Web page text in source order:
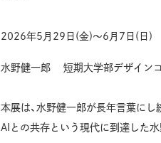
2026年5月29日(金)〜6月7日(日)
水野健一郎 短期大学部デザイン
本展は、水野健一郎が長年言葉にし
AIとの共存という現代に到達した水